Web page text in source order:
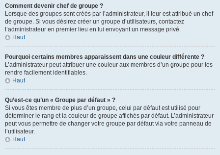
Comment devenir chef de groupe ?
Lorsque des groupes sont créés par l’administrateur, il leur est attribué un chef
de groupe. Si vous désirez créer un groupe d’utilisateurs, contactez
l’administrateur en premier lieu en lui envoyant un message privé.
Haut
Pourquoi certains membres apparaissent dans une couleur différente ?
L’administrateur peut attribuer une couleur aux membres d’un groupe pour les
rendre facilement identifiables.
Haut
Qu’est-ce qu’un « Groupe par défaut » ?
Si vous êtes membre de plus d’un groupe, celui par défaut est utilisé pour
déterminer le rang et la couleur de groupe affichés par défaut. L’administrateur
peut vous permettre de changer votre groupe par défaut via votre panneau de
l’utilisateur.
Haut